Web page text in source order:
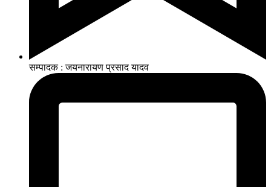
सम्पादक : जयनारायण प्रसाद यादव